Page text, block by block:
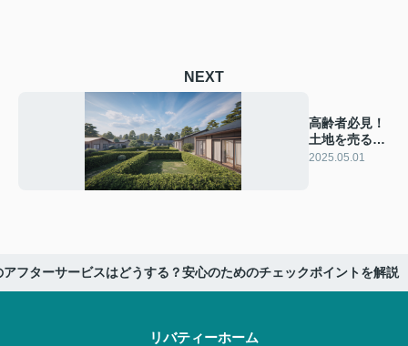
NEXT
高齢者必見！
土地を売る際
の必要書類を
2025.05.01
アフターサービスはどうする？安心のためのチェックポイントを解説
リバティーホーム